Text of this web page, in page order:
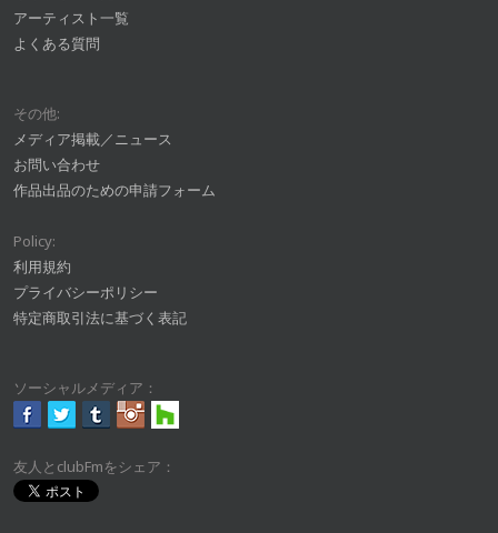
アーティスト一覧
よくある質問
その他:
メディア掲載／ニュース
お問い合わせ
作品出品のための申請フォーム
Policy:
利用規約
プライバシーポリシー
特定商取引法に基づく表記
ソーシャルメディア：
友人とclubFmをシェア：